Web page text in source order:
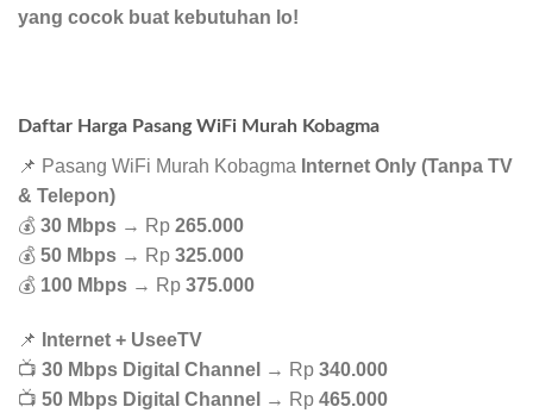
yang cocok buat kebutuhan lo!
Daftar Harga Pasang WiFi Murah Kobagma
📌 Pasang WiFi Murah Kobagma Internet Only (Tanpa TV
& Telepon)
💰 30 Mbps → Rp 265.000
💰 50 Mbps → Rp 325.000
💰 100 Mbps → Rp 375.000
📌
Internet + UseeTV
📺 30 Mbps Digital Channel → Rp 340.000
📺 50 Mbps Digital Channel → Rp 465.000